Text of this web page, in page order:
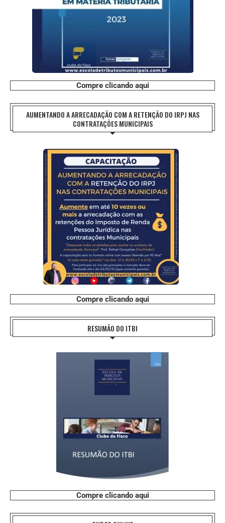
Compre clicando aqui
AUMENTANDO A ARRECADAÇÃO COM A RETENÇÃO DO IRPJ NAS
CONTRATAÇÕES MUNICIPAIS
Compre clicando aqui
RESUMÃO DO ITBI
Compre clicando aqui